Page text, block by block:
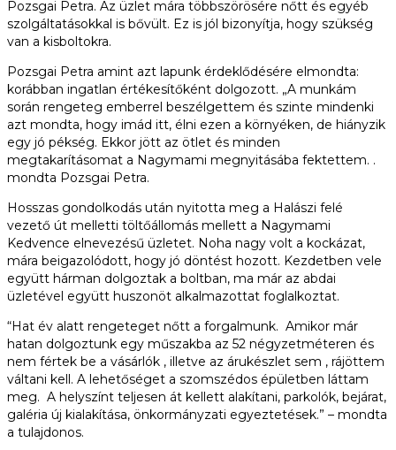
Pozsgai Petra. Az üzlet mára többszörösére nőtt és egyéb
szolgáltatásokkal is bővült. Ez is jól bizonyítja, hogy szükség
van a kisboltokra.
Pozsgai Petra amint azt lapunk érdeklődésére elmondta:
korábban ingatlan értékesítőként dolgozott. „A munkám
során rengeteg emberrel beszélgettem és szinte mindenki
azt mondta, hogy imád itt, élni ezen a környéken, de hiányzik
egy jó pékség. Ekkor jött az ötlet és minden
megtakarításomat a Nagymami megnyitásába fektettem. .
mondta Pozsgai Petra.
Hosszas gondolkodás után nyitotta meg a Halászi felé
vezető út melletti töltőállomás mellett a Nagymami
Kedvence elnevezésű üzletet. Noha nagy volt a kockázat,
mára beigazolódott, hogy jó döntést hozott. Kezdetben vele
együtt hárman dolgoztak a boltban, ma már az abdai
üzletével együtt huszonöt alkalmazottat foglalkoztat.
“Hat év alatt rengeteget nőtt a forgalmunk. Amikor már
hatan dolgoztunk egy műszakba az 52 négyzetméteren és
nem fértek be a vásárlók , illetve az árukészlet sem , rájöttem
váltani kell. A lehetőséget a szomszédos épületben láttam
meg. A helyszínt teljesen át kellett alakítani, parkolók, bejárat,
galéria új kialakítása, önkormányzati egyeztetések.” – mondta
a tulajdonos.